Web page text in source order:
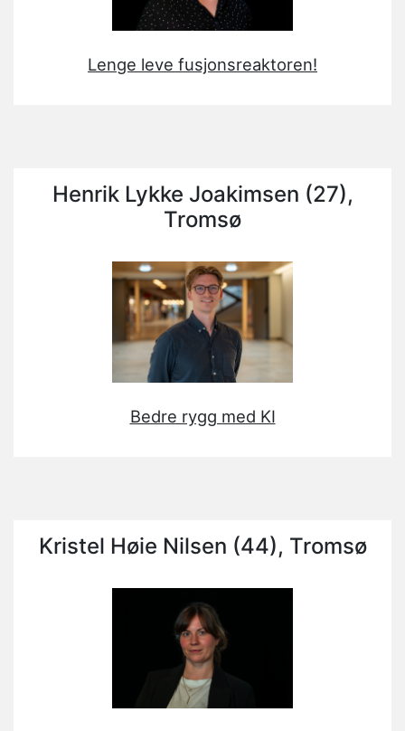
Lenge leve fusjonsreaktoren!
Henrik Lykke Joakimsen (27),
Tromsø
Bedre rygg med KI
Kristel Høie Nilsen (44), Tromsø